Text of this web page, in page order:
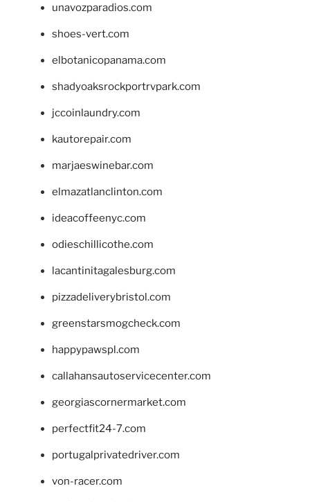
unavozparadios.com
shoes-vert.com
elbotanicopanama.com
shadyoaksrockportrvpark.com
jccoinlaundry.com
kautorepair.com
marjaeswinebar.com
elmazatlanclinton.com
ideacoffeenyc.com
odieschillicothe.com
lacantinitagalesburg.com
pizzadeliverybristol.com
greenstarsmogcheck.com
happypawspl.com
callahansautoservicecenter.com
georgiascornermarket.com
perfectfit24-7.com
portugalprivatedriver.com
von-racer.com